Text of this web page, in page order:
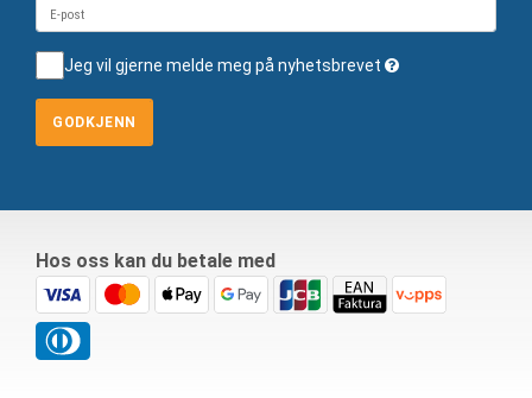
Jeg vil gjerne melde meg på nyhetsbrevet
GODKJENN
Hos oss kan du betale med